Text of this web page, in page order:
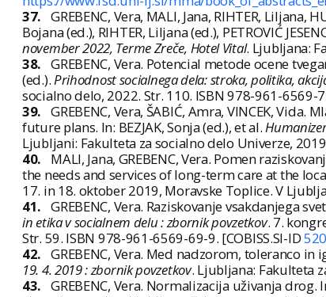
37. GREBENC, Vera, MALI, Jana, RIHTER,
Bojana (ed.), RIHTER, Liljana (ed.), PETROVIĆ
november 2022, Terme Zreče, Hotel Vital. Ljubljana:
38. GREBENC, Vera. Potencial metode ocene
(ed.).Prihodnost socialnega dela: stroka, politika,
socialno delo, 2022. Str. 110. ISBN 978-961-6569-
39. GREBENC, Vera, ŠABIĆ, Amra, VINCEK,
future plans. In: BEZJAK, Sonja (ed.), et al.
Ljubljani: Fakulteta za socialno delo Univerze,
40.
MALI, Jana, GREBENC, Vera. Pomen
the needs and services of long-term care at the
17. in 18. oktober 2019, Moravske Toplice. V
41. GREBENC, Vera. Raziskovanje vsakdanjega
in etika v socialnem delu : zbornik povzetkov. 7.
Str. 59. ISBN 978-961-6569-69-9. [COBISS.SI-ID
42. GREBENC, Vera. Med nadzorom, toleranco in
19. 4. 2019 : zbornik povzetkov. Ljubljana: Fakulteta
43. GREBENC, Vera. Normalizacija uživanja drog.